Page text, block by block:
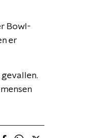
Bowl-
er